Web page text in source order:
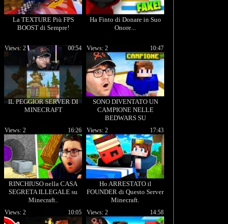
La TEXTURE Più FPS
BOOST di Sempre!
Ha Finto di Donare in Suo
Onore...
IL PEGGIOR SERVER DI
MINECRAFT
00:54
Views: 2
SONO DIVENTATO UN
CAMPIONE NELLE
BEDWARS SU
MINECRAFT!
10:47
Views: 2
RINCHIUSO nella CASA
SEGRETA ILLEGALE su
Minecraft..
16:26
Views: 2
Ho ARRESTATO il
FOUNDER di Questo Server
Minecraft.
17:43
Views: 2
10:05
Views: 2 14:58
Views: 2